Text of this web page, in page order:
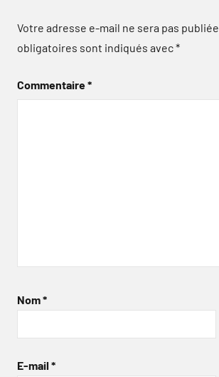
Votre adresse e-mail ne sera pas publiée.
obligatoires sont indiqués avec*
Commentaire*
Nom*
E-mail *